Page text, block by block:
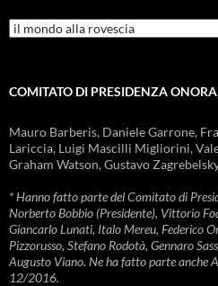
Rubriche
COMITATO DI PRESIDENZA
Mauro Barberis, Daniele Garrone,
Lariccia, Luigi Mascilli Migliorini,
Graham Watson, Gustavo
* Hanno fatto parte del Comitato di
Norberto Bobbio (Presidente), Vittorio
Giancarlo Lunati, Italo Mereu, Federico
Pizzorusso, Stefano Rodotà, Gennaro
Augusto Viano. Ne ha fatto parte anche
12/2016.